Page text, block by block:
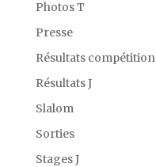
Photos T
Presse
Résultats compétition
Résultats J
Slalom
Sorties
Stages J